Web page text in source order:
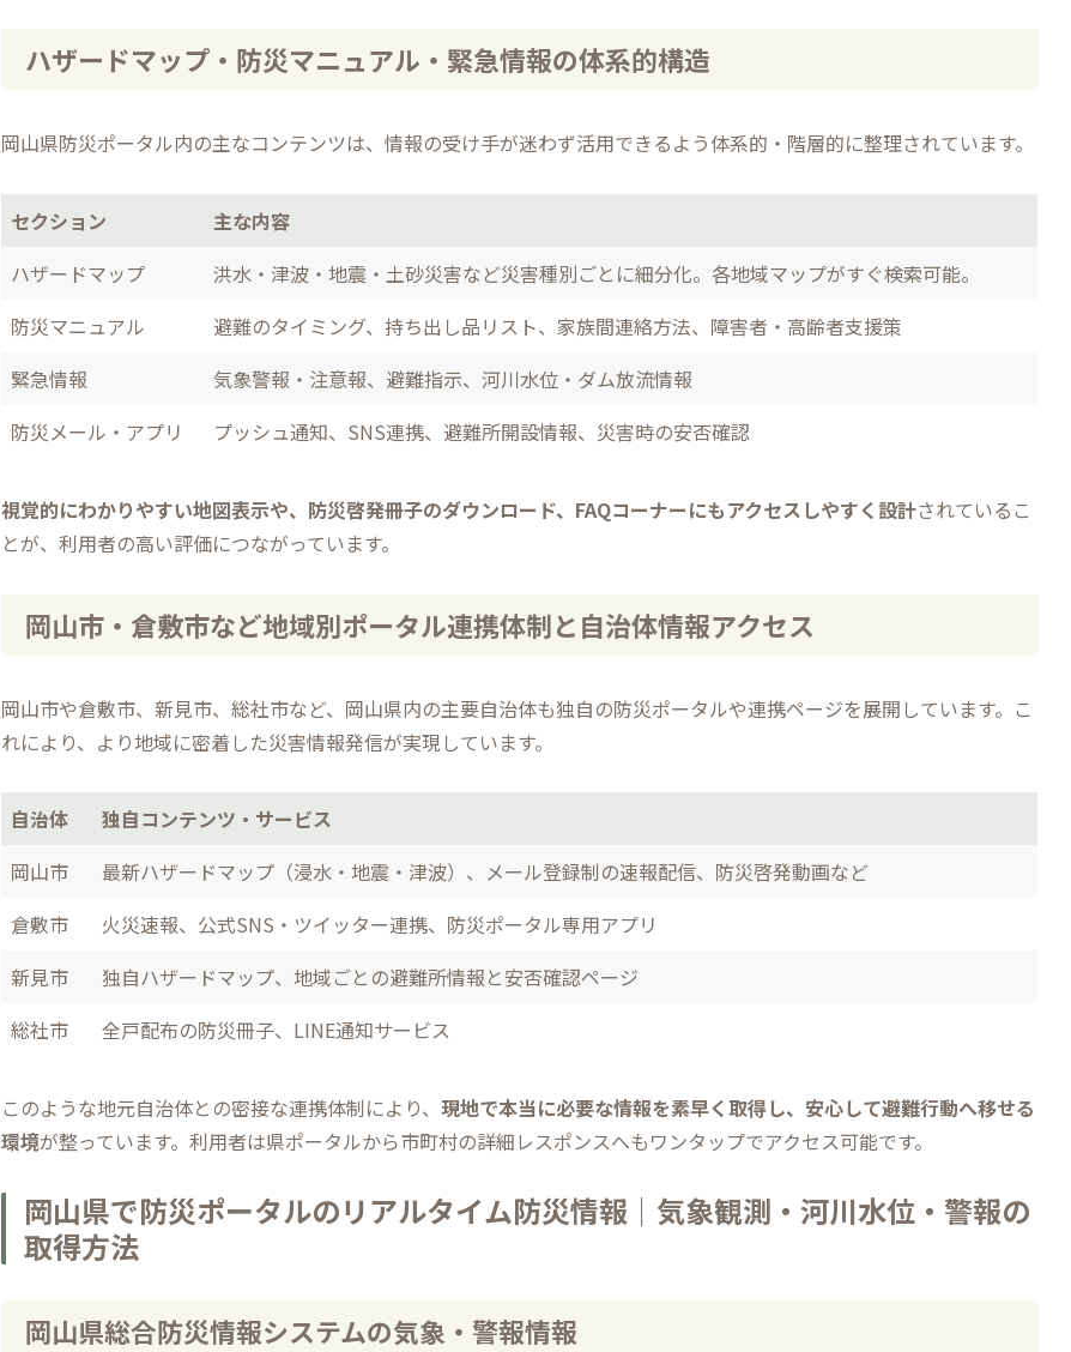
ハザードマップ・防災マニュアル・緊急情報の体系的構造
岡山県防災ポータル内の主なコンテンツは、情報の受け手が迷わず活用できるよう体系的・階層的に整理されています。
セクション
主な内容
ハザードマップ
洪水・津波・地震・土砂災害など災害種別ごとに細分化。各地域マップがすぐ検索可能。
防災マニュアル
避難のタイミング、持ち出し品リスト、家族間連絡方法、障害者・高齢者支援策
緊急情報
気象警報・注意報、避難指示、河川水位・ダム放流情報
防災メール・アプリ
プッシュ通知、SNS連携、避難所開設情報、災害時の安否確認
視覚的にわかりやすい地図表示や、防災啓発冊子のダウンロード、FAQコーナーにもアクセスしやすく設計されているこ
とが、利用者の高い評価につながっています。
岡山市・倉敷市など地域別ポータル連携体制と自治体情報アクセス
岡山市や倉敷市、新見市、総社市など、岡山県内の主要自治体も独自の防災ポータルや連携ページを展開しています。こ
れにより、より地域に密着した災害情報発信が実現しています。
自治体
独自コンテンツ・サービス
岡山市
最新ハザードマップ（浸水・地震・津波）、メール登録制の速報配信、防災啓発動画など
倉敷市
火災速報、公式SNS・ツイッター連携、防災ポータル専用アプリ
新見市
独自ハザードマップ、地域ごとの避難所情報と安否確認ページ
総社市
全戸配布の防災冊子、LINE通知サービス
このような地元自治体との密接な連携体制により、現地で本当に必要な情報を素早く取得し、安心して避難行動へ移せる
環境が整っています。利用者は県ポータルから市町村の詳細レスポンスへもワンタップでアクセス可能です。
岡山県で防災ポータルのリアルタイム防災情報｜気象観測・河川水位・警報の
取得方法
岡山県総合防災情報システムの気象・警報情報